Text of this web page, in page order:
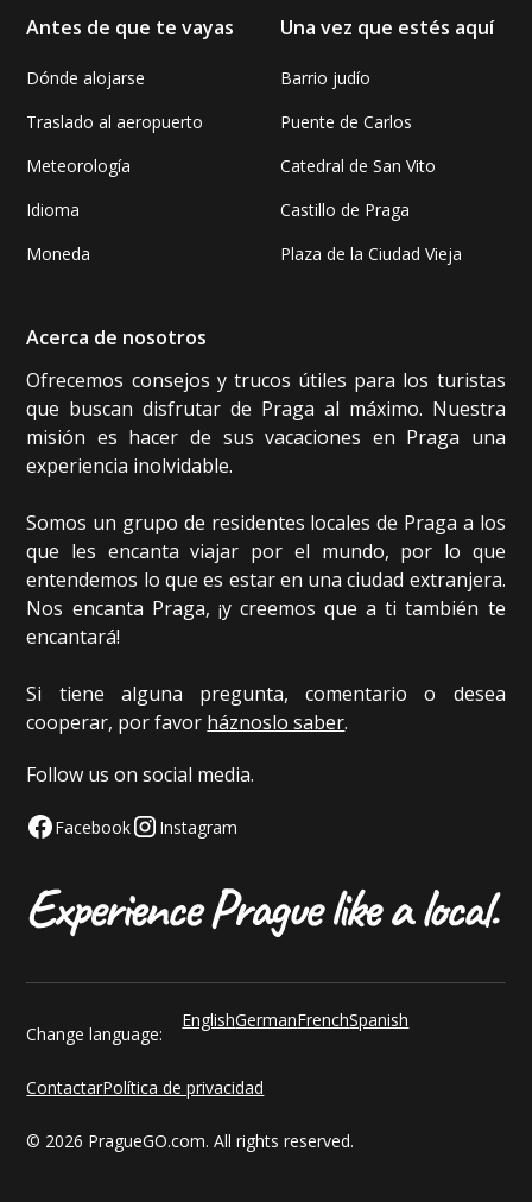
Antes de que te vayas
Dónde alojarse
Traslado al aeropuerto
Meteorología
Idioma
Moneda
Una vez que estés aquí
Barrio judío
Puente de Carlos
Catedral de San Vito
Castillo de Praga
Plaza de la Ciudad Vieja
Acerca de nosotros
Ofrecemos consejos y trucos útiles para los turistas
que buscan disfrutar de Praga al máximo. Nuestra
misión es hacer de sus vacaciones en Praga una
experiencia inolvidable.
Somos un grupo de residentes locales de Praga a los
que les encanta viajar por el mundo, por lo que
entendemos lo que es estar en una ciudad extranjera.
Nos encanta Praga, ¡y creemos que a ti también te
encantará!
Si tiene alguna pregunta, comentario o desea
cooperar, por favor háznoslo saber.
Follow us on social media.
Facebook Instagram
© 2026 PragueGO.com. All rights reserved.
ContactarPolítica de privacidad
Change language:
EnglishGermanFrenchSpanish